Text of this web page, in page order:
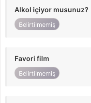
Alkol içiyor musunuz?
Belirtilmemiş
Favori film
Belirtilmemiş